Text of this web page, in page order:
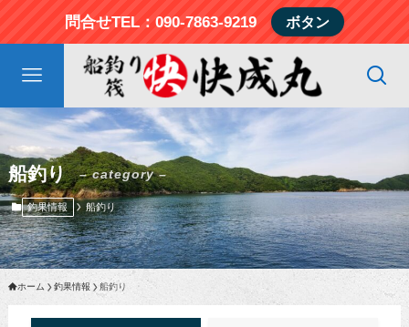
問合せTEL：090-7863-9219 ボタン
船釣り – category –
釣果情報 船釣り
ホーム 釣果情報 船釣り